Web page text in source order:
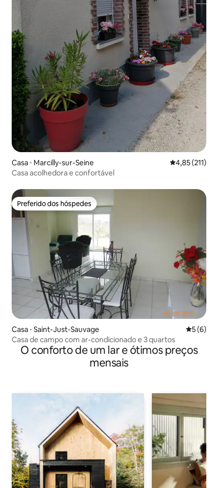
Casa ⋅ Marcilly-sur-Seine 4,85 de uma
4,85 (211)
Casa acolhedora e confortável
Preferido dos hóspedes
Preferido dos hóspedes
Casa ⋅ Saint-Just-Sauvage 5 de
5 (6)
Casa de campo com ar-condicionado e 3 quartos
O conforto de um lar e ótimos preços
mensais